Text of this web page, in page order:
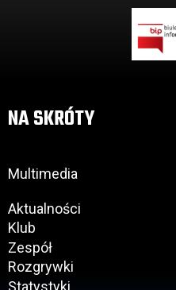
NA SKRÓTY
Multimedia
Aktualności
Klub
Zespół
Rozgrywki
Statystyki